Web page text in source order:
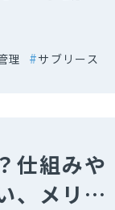
理
サブリース
仕組みや
、メリッ